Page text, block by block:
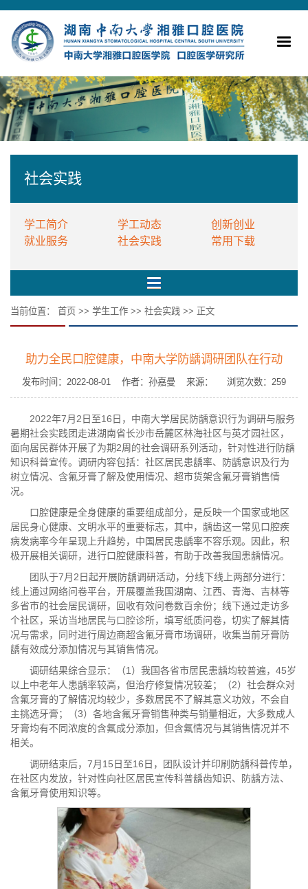
社会实践
学工简介 学工动态
创新创业
就业服务
社会实践 常用下载
当前位置： 首页 >> 学生工作 >> 社会实践 >> 正文
助力全民口腔健康，中南大学防龋调研团队在行动
发布时间：2022-08-01 作者：​孙嘉曼 来源： 浏览次数： 259
2022年7月2日至16日，中南大学居民防龋意识行为调研与服务
暑期社会实践团走进湖南省长沙市岳麓区林海社区与英才园社区，
面向居民群体开展了为期2周的社会调研系列活动，针对性进行防龋
知识科普宣传。调研内容包括：社区居民患龋率、防龋意识及行为
树立情况、含氟牙膏了解及使用情况、超市货架含氟牙膏销售情
况。
口腔健康是全身健康的重要组成部分，是反映一个国家或地区
居民身心健康、文明水平的重要标志，其中，龋齿这一常见口腔疾
病发病率今年呈现上升趋势，中国居民患龋率不容乐观。因此，积
极开展相关调研，进行口腔健康科普，有助于改善我国患龋情况。
团队于7月2日起开展防龋调研活动，分线下线上两部分进行：
线上通过网络问卷平台，开展覆盖我国湖南、江西、青海、吉林等
多省市的社会居民调研，回收有效问卷数百余份；线下通过走访多
个社区，采访当地居民与口腔诊所，填写纸质问卷，切实了解其情
况与需求，同时进行周边商超含氟牙膏市场调研，收集当前牙膏防
龋有效成分添加情况与其销售情况。
调研结果综合显示：（1）我国各省市居民患龋均较普遍，45岁
以上中老年人患龋率较高，但治疗修复情况较差；（2）社会群众对
含氟牙膏的了解情况均较少，多数居民不了解其意义功效，不会自
主挑选牙膏；（3）各地含氟牙膏销售种类与销量相近，大多数成人
牙膏均有不同浓度的含氟成分添加，但含氟情况与其销售情况并不
相关。
调研结束后，7月15日至16日，团队设计并印刷防龋科普传单，
在社区内发放，针对性向社区居民宣传科普龋齿知识、防龋方法、
含氟牙膏使用知识等。